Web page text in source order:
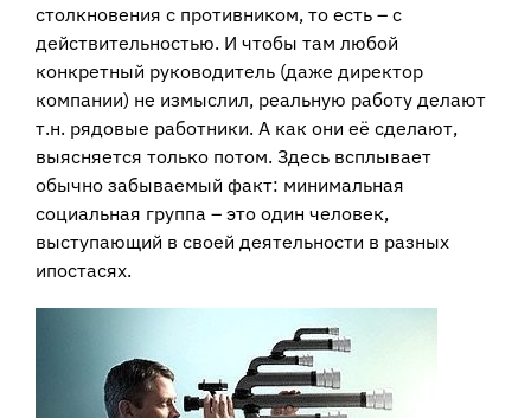
столкновения с противником, то есть – с
действительностью. И чтобы там любой
конкретный руководитель (даже директор
компании) не измыслил, реальную работу делают
т.н. рядовые работники. А как они её сделают,
выясняется только потом. Здесь всплывает
обычно забываемый факт: минимальная
социальная группа – это один человек,
выступающий в своей деятельности в разных
ипостасях.